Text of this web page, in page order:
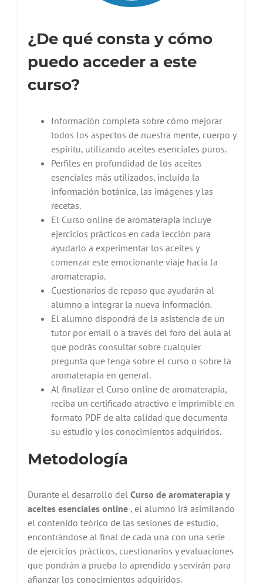
¿De qué consta y cómo
puedo acceder a este
curso?
Información completa sobre cómo mejorar
todos los aspectos de nuestra mente, cuerpo y
espíritu, utilizando aceites esenciales puros.
Perfiles en profundidad de los aceites
esenciales más utilizados, incluida la
información botánica, las imágenes y las
recetas.
El Curso online de aromaterapia incluye
ejercicios prácticos en cada lección para
ayudarlo a experimentar los aceites y
comenzar este emocionante viaje hacia la
aromaterapia.
Cuestionarios de repaso que ayudarán al
alumno a integrar la nueva información.
El alumno dispondrá de la asistencia de un
tutor por email o a través del foro del aula al
que podrás consultar sobre cualquier
pregunta que tenga sobre el curso o sobre la
aromaterapia en general.
Al finalizar el Curso online de aromaterapia,
reciba un certificado atractivo e imprimible en
formato PDF de alta calidad que documenta
su estudio y los conocimientos adquiridos.
Metodología
Durante el desarrollo del Curso de aromaterapia y
aceites esenciales online , el alumno irá asimilando
el contenido teórico de las sesiones de estudio,
encontrándose al final de cada una con una serie
de ejercicios prácticos, cuestionarios y evaluaciones
que pondrán a prueba lo aprendido y servirán para
afianzar los conocimientos adquiridos.